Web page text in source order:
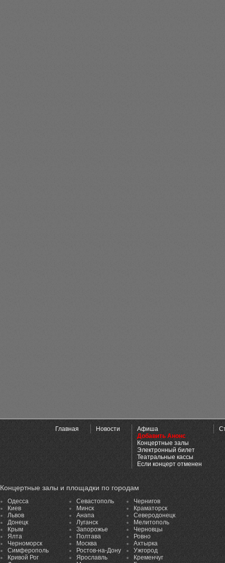
Главная Новости
Афиша
Добавить Анонс
Концертные залы
Электронный билет
Театральные кассы
Если концерт отменен
Концертные залы и площадки по городам
Одесса
Киев
Львов
Донецк
Крым
Ялта
Черноморск
Симферополь
Кривой Рог
Севастополь
Минск
Анапа
Луганск
Запорожье
Полтава
Москва
Ростов-на-Дону
Ярославль
Чернигов
Краматорск
Северодонецк
Мелитополь
Черновцы
Ровно
Ахтырка
Ужгород
Кременчуг